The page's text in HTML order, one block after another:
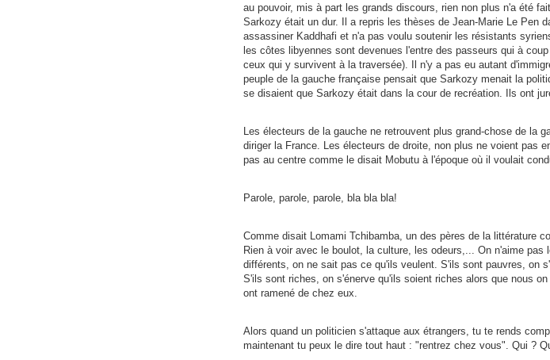
au pouvoir, mis à part les grands discours, rien non plus n'a été
Sarkozy était un dur. Il a repris les thèses de Jean-Marie Le Pen
assassiner Kaddhafi et n'a pas voulu soutenir les résistants
les côtes libyennes sont devenues l'entre des passeurs qui à
ceux qui y survivent à la traversée). Il n'y a pas eu autant
peuple de la gauche française pensait que Sarkozy menait la
se disaient que Sarkozy était dans la cour de recréation. Ils ont
Les électeurs de la gauche ne retrouvent plus grand-chose de la
diriger la France. Les électeurs de droite, non plus ne voient pas
pas au centre comme le disait Mobutu à l'époque où il voulait
Parole, parole, parole, bla bla bla!
Comme disait Lomami Tchibamba, un des pères de la littérature
Rien à voir avec le boulot, la culture, les odeurs,... On n'aime
différents, on ne sait pas ce qu'ils veulent. S'ils sont pauvres, on
S'ils sont riches, on s'énerve qu'ils soient riches alors que nous
ont ramené de chez eux.
Alors quand un politicien s'attaque aux étrangers, tu te rends
maintenant tu peux le dire tout haut :
rentrez chez vous . Qui ?